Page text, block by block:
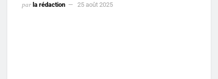
par la rédaction 25 août 2025